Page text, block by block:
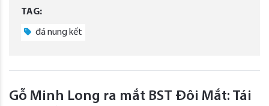
TAG:
đá nung kết
Gỗ Minh Long ra mắt BST Đôi Mắt: Tái